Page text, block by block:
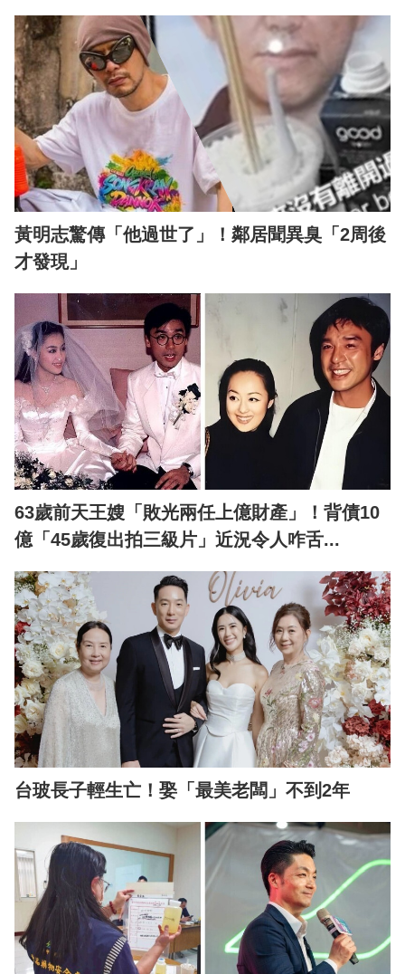
黃明志驚傳「他過世了」！鄰居聞異臭「2周後
才發現」
63歲前天王嫂「敗光兩任上億財產」！背債10
億「45歲復出拍三級片」近況令人咋舌...
台玻長子輕生亡！娶「最美老闆」不到2年